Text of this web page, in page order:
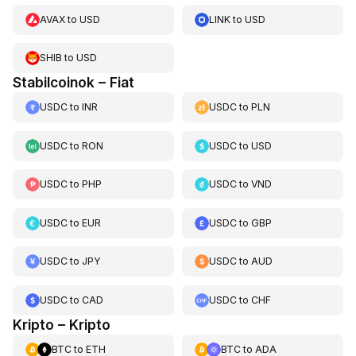
AVAXto USD LINKtoUSD
SHIB to USD
Stabilcoinok – Fiat
USDCto INR USDCtoPLN
USDCto RON USDCtoUSD
USDCto PHP USDCtoVND
USDCto EUR USDCtoGBP
USDCto JPY USDCtoAUD
USDCto CAD USDCtoCHF
Kripto – Kripto
BTCto ETH BTCto ADA